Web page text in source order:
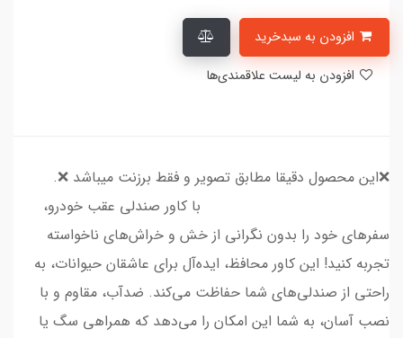
❌این محصول دقیقا مطابق تصویر و فقط برزنت میباشد ❌.
با کاور صندلی عقب خودرو،
سفرهای خود را بدون نگرانی از خش و خراش‌های ناخواسته
تجربه کنید! این کاور محافظ، ایده‌آل برای عاشقان حیوانات، به
راحتی از صندلی‌های شما حفاظت می‌کند. ضدآب، مقاوم و با
نصب آسان، به شما این امکان را می‌دهد که همراهی سگ یا